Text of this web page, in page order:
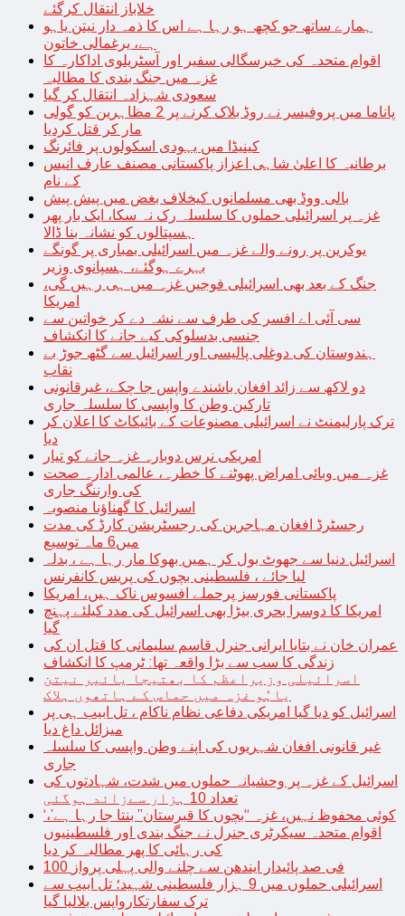
خلاباز انتقال کرگئے
ہمارے ساتھ جو کچھ ہو رہا ہے اس کا ذمہ دار نیتن یاہو
ہے، یرغمالی خاتون
اقوام متحدہ کی خیرسگالی سفیر اور آسٹریلوی اداکارہ کا
غزہ میں جنگ بندی کا مطالبہ
سعودی شہزادہ انتقال کر گیا
پاناما میں پروفیسر نے روڈ بلاک کرنے پر 2 مظاہرین کو گولی
مار کر قتل کردیا
کینیڈا میں یہودی اسکولوں پر فائرنگ
برطانیہ کا اعلیٰ شاہی اعزاز پاکستانی مصنف عارف انیس
کے نام
بالی ووڈ بھی مسلمانوں کیخلاف بغض میں پیش پیش
غزہ پر اسرائیلی حملوں کا سلسلہ رک نہ سکا، ایک بار پھر
ہسپتالوں کو نشانہ بنا ڈالا
یوکرین پر رونے والے غزہ میں اسرائیلی بمباری پر گونگے
بہرے ہوگئے، ہسپانوی وزیر
جنگ کے بعد بھی اسرائیلی فوجیں غزہ میں ہی رہیں گی،
امریکا
سی آئی اے افسر کی طرف سے نشہ دے کر خواتین سے
جنسی بدسلوکی کیے جانے کا انکشاف
ہندوستان کی دوغلی پالیسی اور اسرائیل سے گٹھ جوڑ بے
نقاب
دو لاکھ سے زائد افغان باشندے واپس جا چکے، غیرقانونی
تارکین وطن کا واپسی کا سلسلہ جاری
ترک پارلیمنٹ نے اسرائیلی مصنوعات کے بائیکاٹ کا اعلان کر
دیا
امریکی نرس دوبارہ غزہ جانے کو تیار
غزہ میں وبائی امراض پھوٹنے کا خطرہ، عالمی ادارہ صحت
کی وارننگ جاری
اسرائیل کا گھناؤنا منصوبہ
رجسٹرڈ افغان مہاجرین کی رجسٹریشن کارڈ کی مدت
میں6 ماہ توسیع
اسرائیل دنیا سے جھوٹ بول کر ہمیں بھوکا مار رہا ہے ، بدلہ
لیا جائے ، فلسطینی بچوں کی پریس کانفرنس
پاکستانی فورسز پرحملے افسوس ناک ہیں، امریکا
امریکا کا دوسرا بحری بیڑا بھی اسرائیل کی مدد کیلئے پہنچ
گیا
عمران خان نے بتایا ایرانی جنرل قاسم سلیمانی کا قتل ان کی
زندگی کا سب سے بڑا واقعہ تھا: ٹرمپ کا انکشاف
اسرائیلی وزیراعظم کا بھتیجا یائیر نیتن
یاہُو غزہ میں حماس کے ہاتھوں ہلاک
اسرائیل کو دیا گیا امریکی دفاعی نظام ناکام ، تل ابیب ہی پر
میزائل داغ دیا
غیر قانونی افغان شہریوں کی اپنے وطن واپسی کا سلسلہ
جاری
اسرائیل کے غزہ پر وحشیانہ حملوں میں شدت، شہادتوں کی
تعداد 10 ہزار سےزائد ہوگئی
‘کوئی محفوظ نہیں، غزہ “بچوں کا قبرستان” بنتا جا رہا ہے’،
اقوام متحدہ سیکرٹری جنرل نے جنگ بندی اور فلسطینیوں
کی رہائی کا پھر مطالبہ کر دیا
100 فی صد پائیدار ایندھن سے چلنے والی پہلی پرواز
اسرائیلی حملوں میں 9 ہزار فلسطینی شہید؛ تل ابیب سے
ترک سفارتکارواپس بلالیا گیا